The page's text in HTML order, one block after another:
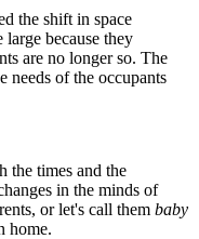
the shift in space
large because they
are no longer so. The
needs of the occupants
the times and the
in the minds of
or let's call them baby
home.